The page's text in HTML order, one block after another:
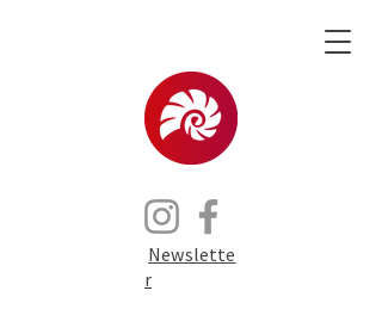
Newslette
r